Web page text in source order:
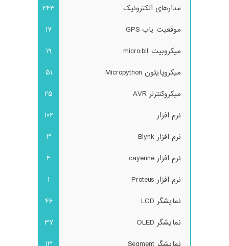
مدارهای الکترونیک
243
موقعیت یاب GPS
17
میکروبیت micro:bit
19
میکروپایتون Micropython
51
میکروکنترلر AVR
25
نرم افزار
102
نرم افزار Blynk
3
نرم افزار cayenne
4
نرم افزار Proteus
1
نمایشگر LCD
46
نمایشگر OLED
37